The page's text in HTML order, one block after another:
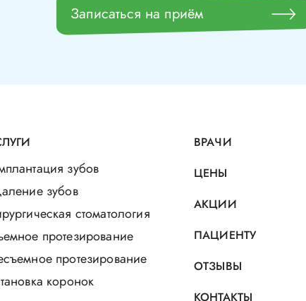
Записаться на приём
зубов
зубов
стоматология
протезирование
протезирование
коронок
ВРАЧИ
ЦЕНЫ
АКЦИИ
ПАЦИЕНТУ
ОТЗЫВЫ
КОНТАКТЫ